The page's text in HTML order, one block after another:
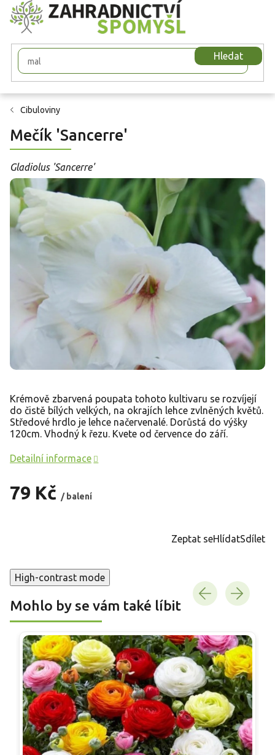
Přejít
na
obsah
Hledat
Cibuloviny
Mečík 'Sancerre'
Gladiolus 'Sancerre'
79 Kč / balení
Krémově zbarvená poupata tohoto kultivaru se rozvíjejí
do čistě bílých velkých, na okrajích lehce zvlněných květů.
Středové hrdlo je lehce načervenalé. Dorůstá do výšky
120cm. Vhodný k řezu. Kvete od července do září.
Detailní informace
Zeptat seHlídatSdílet
High-contrast mode
Mohlo by se vám také líbit